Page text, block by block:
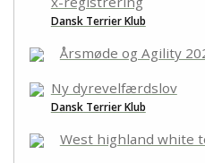
Udstilling
Kontakt
Dansk Terrier Klub
Årsmøde og Agility
Ny dyrevelfærdslov
Dansk Terrier Klub
West highland white